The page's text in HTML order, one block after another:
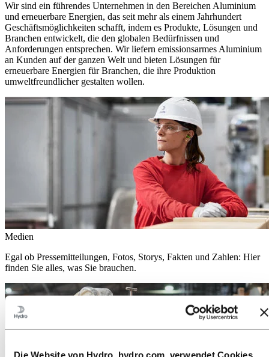
Die Website von Hydro, hydro.com, verwendet Cookies.
Wir sind ein führendes Unternehmen in den Bereichen Aluminium
und erneuerbare Energien, das seit mehr als einem Jahrhundert
Geschäftsmöglichkeiten schafft, indem es Produkte, Lösungen und
Branchen entwickelt, die den globalen Bedürfnissen und
Anforderungen entsprechen. Wir liefern emissionsarmes Aluminium
an Kunden auf der ganzen Welt und bieten Lösungen für
erneuerbare Energien für Branchen, die ihre Produktion
umweltfreundlicher gestalten wollen.
Medien
Egal ob Pressemitteilungen, Fotos, Storys, Fakten und Zahlen: Hier
finden Sie alles, was Sie brauchen.